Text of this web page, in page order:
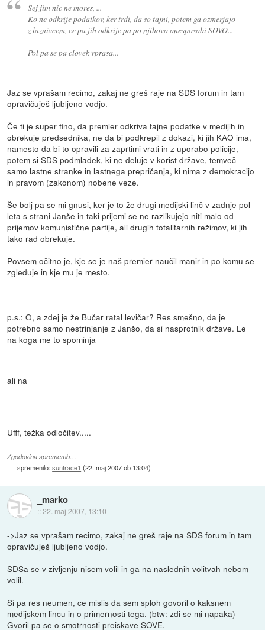
Sej jim nic ne mores, ...
Ko ne odkrije podatkov, ker trdi, da so tajni, potem ga ozmerjajo
z laznivcem, ce pa jih odkrije pa po njihovo onesposobi SOVO...
Pol pa se pa clovek vprasa...
Jaz se vprašam recimo, zakaj ne greš raje na SDS forum in tam
opravičuješ ljubljeno vodjo.
Če ti je super fino, da premier odkriva tajne podatke v medijih in
obrekuje predsednika, ne da bi podkrepil z dokazi, ki jih KAO ima,
namesto da bi to opravili za zaprtimi vrati in z uporabo policije,
potem si SDS podmladek, ki ne deluje v korist države, temveč
samo lastne stranke in lastnega prepričanja, ki nima z demokracijo
in pravom (zakonom) nobene veze.
Še bolj pa se mi gnusi, ker je to že drugi medijski linč v zadnje pol
leta s strani Janše in taki prijemi se ne razlikujejo niti malo od
prijemov komunistične partije, ali drugih totalitarnih režimov, ki jih
tako rad obrekuje.
Povsem očitno je, kje se je naš premier naučil manir in po komu se
zgleduje in kje mu je mesto.
p.s.: O, a zdej je že Bučar ratal levičar? Res smešno, da je
potrebno samo nestrinjanje z Janšo, da si nasprotnik države. Le
na koga me to spominja
ali na
Ufff, težka odločitev.....
Zgodovina sprememb…
spremenilo:suntrace1 (22. maj 2007 ob 13:04)
_marko
::22. maj 2007, 13:10
->Jaz se vprašam recimo, zakaj ne greš raje na SDS forum in tam
opravičuješ ljubljeno vodjo.
SDSa se v zivljenju nisem volil in ga na naslednih volitvah nebom
volil.
Si pa res neumen, ce mislis da sem sploh govoril o kaksnem
medijskem lincu in o primernosti tega. (btw: zdi se mi napaka)
Gvoril pa se o smotrnosti preiskave SOVE.